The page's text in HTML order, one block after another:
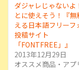
ダジャレじゃないよ
とに使えそう！『無
える日本語フリーフ
投稿サイト
「FONTFREE」』
2013年12月29日
オススメ商品・アプ